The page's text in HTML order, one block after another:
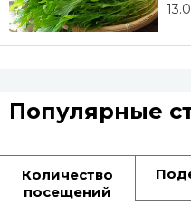
Популярные
Количество
посещений